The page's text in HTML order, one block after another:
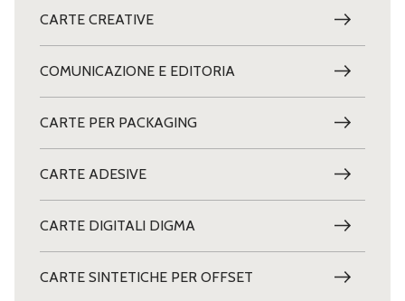
CARTE CREATIVE
COMUNICAZIONE E EDITORIA
CARTE PER PACKAGING
CARTE ADESIVE
CARTE DIGITALI DIGMA
CARTE SINTETICHE PER OFFSET